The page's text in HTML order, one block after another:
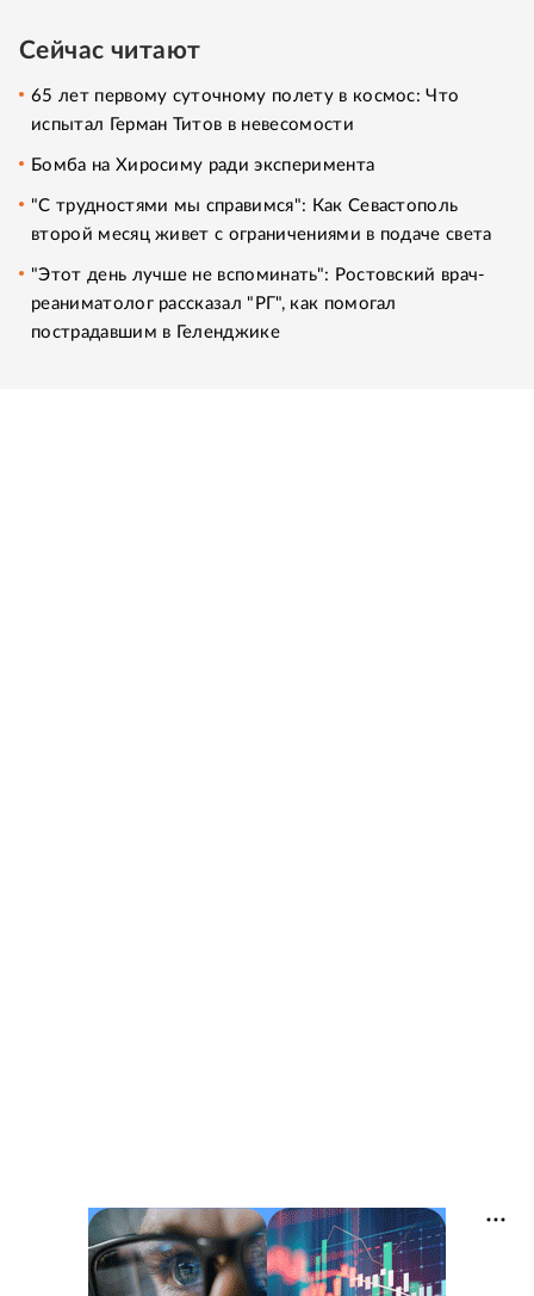
Сейчас читают
65 лет первому суточному полету в космос: Что
испытал Герман Титов в невесомости
Бомба на Хиросиму ради эксперимента
"С трудностями мы справимся": Как Севастополь
второй месяц живет с ограничениями в подаче света
"Этот день лучше не вспоминать": Ростовский врач-
реаниматолог рассказал "РГ", как помогал
пострадавшим в Геленджике